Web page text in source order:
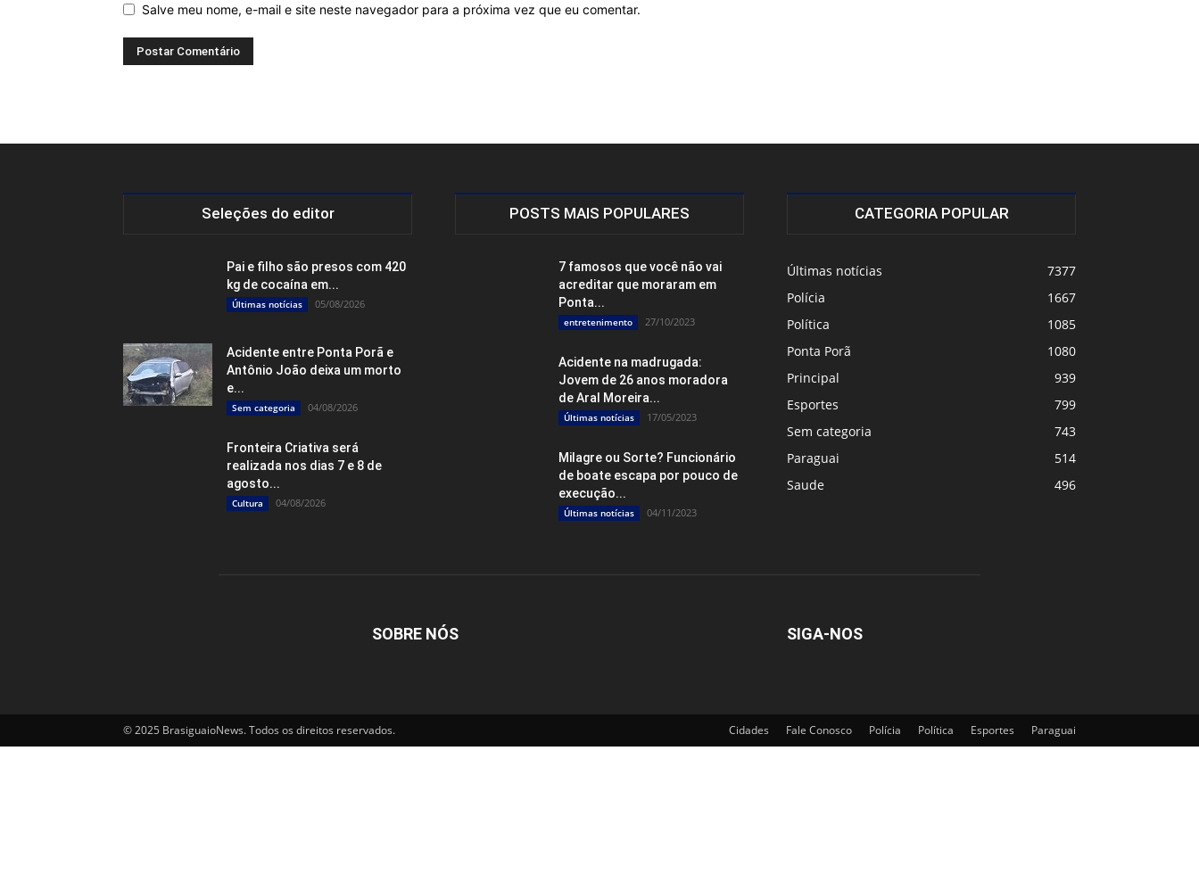
Salve meu nome, e-mail e site neste navegador para a próxima vez que eu comentar.
Seleções do editor
Pai e filho são presos com 420
kg de cocaína em...
Últimas notícias 05/08/2026
Acidente entre Ponta Porã e
Antônio João deixa um morto
e...
Sem categoria 04/08/2026
Fronteira Criativa será
realizada nos dias 7 e 8 de
agosto...
Cultura 04/08/2026
POSTS MAIS POPULARES
7 famosos que você não vai
acreditar que moraram em
Ponta...
entretenimento 27/10/2023
Acidente na madrugada:
Jovem de 26 anos moradora
de Aral Moreira...
Últimas notícias 17/05/2023
Milagre ou Sorte? Funcionário
de boate escapa por pouco de
execução...
Últimas notícias 04/11/2023
CATEGORIA POPULAR
Últimas notícias
7377
Polícia
1667
Política
1085
Ponta Porã
1080
Principal
939
Esportes
799
Sem categoria
743
Paraguai
514
Saude
496
SOBRE NÓS SIGA-NOS
Cidades Fale Conosco Polícia Política Esportes Paraguai
© 2025 BrasiguaioNews. Todos os direitos reservados.